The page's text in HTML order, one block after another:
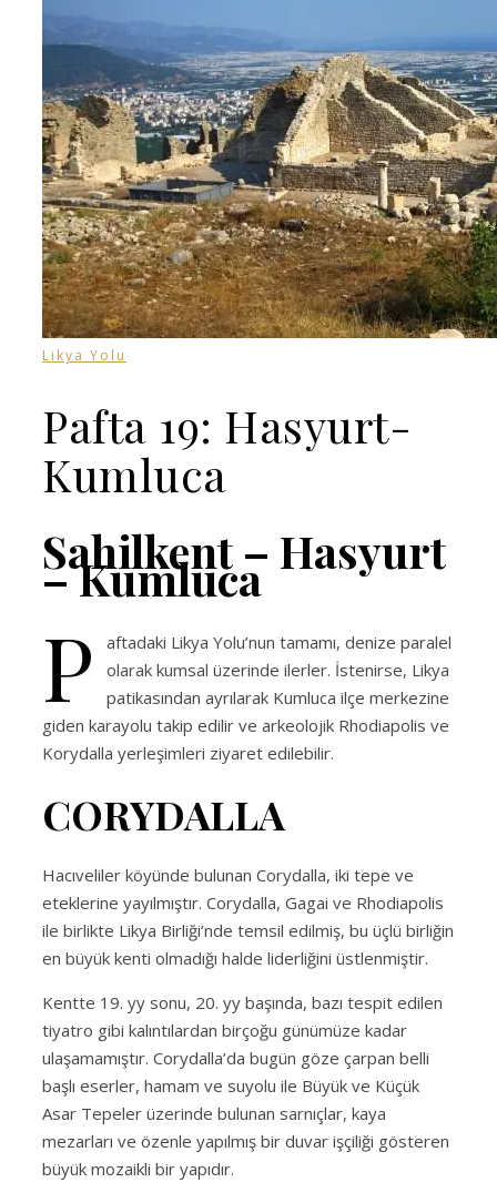
Likya Yolu
Pafta 19: Hasyurt-
Kumluca
Sahilkent – Hasyurt
– Kumluca
P
aftadaki Likya Yolu’nun tamamı, denize paralel
olarak kumsal üzerinde ilerler. İstenirse, Likya
patikasından ayrılarak Kumluca ilçe merkezine
giden karayolu takip edilir ve arkeolojik Rhodiapolis ve
Korydalla yerleşimleri ziyaret edilebilir.
CORYDALLA
Hacıveliler köyünde bulunan Corydalla, iki tepe ve
eteklerine yayılmıştır. Corydalla, Gagai ve Rhodiapolis
ile birlikte Likya Birliği’nde temsil edilmiş, bu üçlü birliğin
en büyük kenti olmadığı halde liderliğini üstlenmiştir.
Kentte 19. yy sonu, 20. yy başında, bazı tespit edilen
tiyatro gibi kalıntılardan birçoğu günümüze kadar
ulaşamamıştır. Corydalla’da bugün göze çarpan belli
başlı eserler, hamam ve suyolu ile Büyük ve Küçük
Asar Tepeler üzerinde bulunan sarnıçlar, kaya
mezarları ve özenle yapılmış bir duvar işçiliği gösteren
büyük mozaikli bir yapıdır.